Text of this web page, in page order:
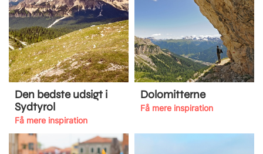
Den bedste udsigt i
Sydtyrol
Få mere inspiration
Dolomitterne
Få mere inspiration